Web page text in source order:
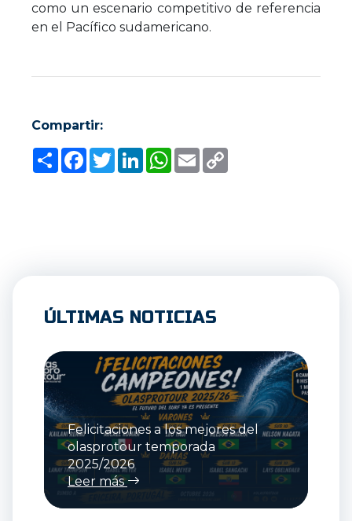
como un escenario competitivo de referencia
en el Pacífico sudamericano.
Compartir:
CompartirFacebook
TwitterLinkedInWhatsApp
Email
ÚLTIMAS NOTICIAS
Felicitaciones a los mejores del
olasprotour temporada
2025/2026
Leer más